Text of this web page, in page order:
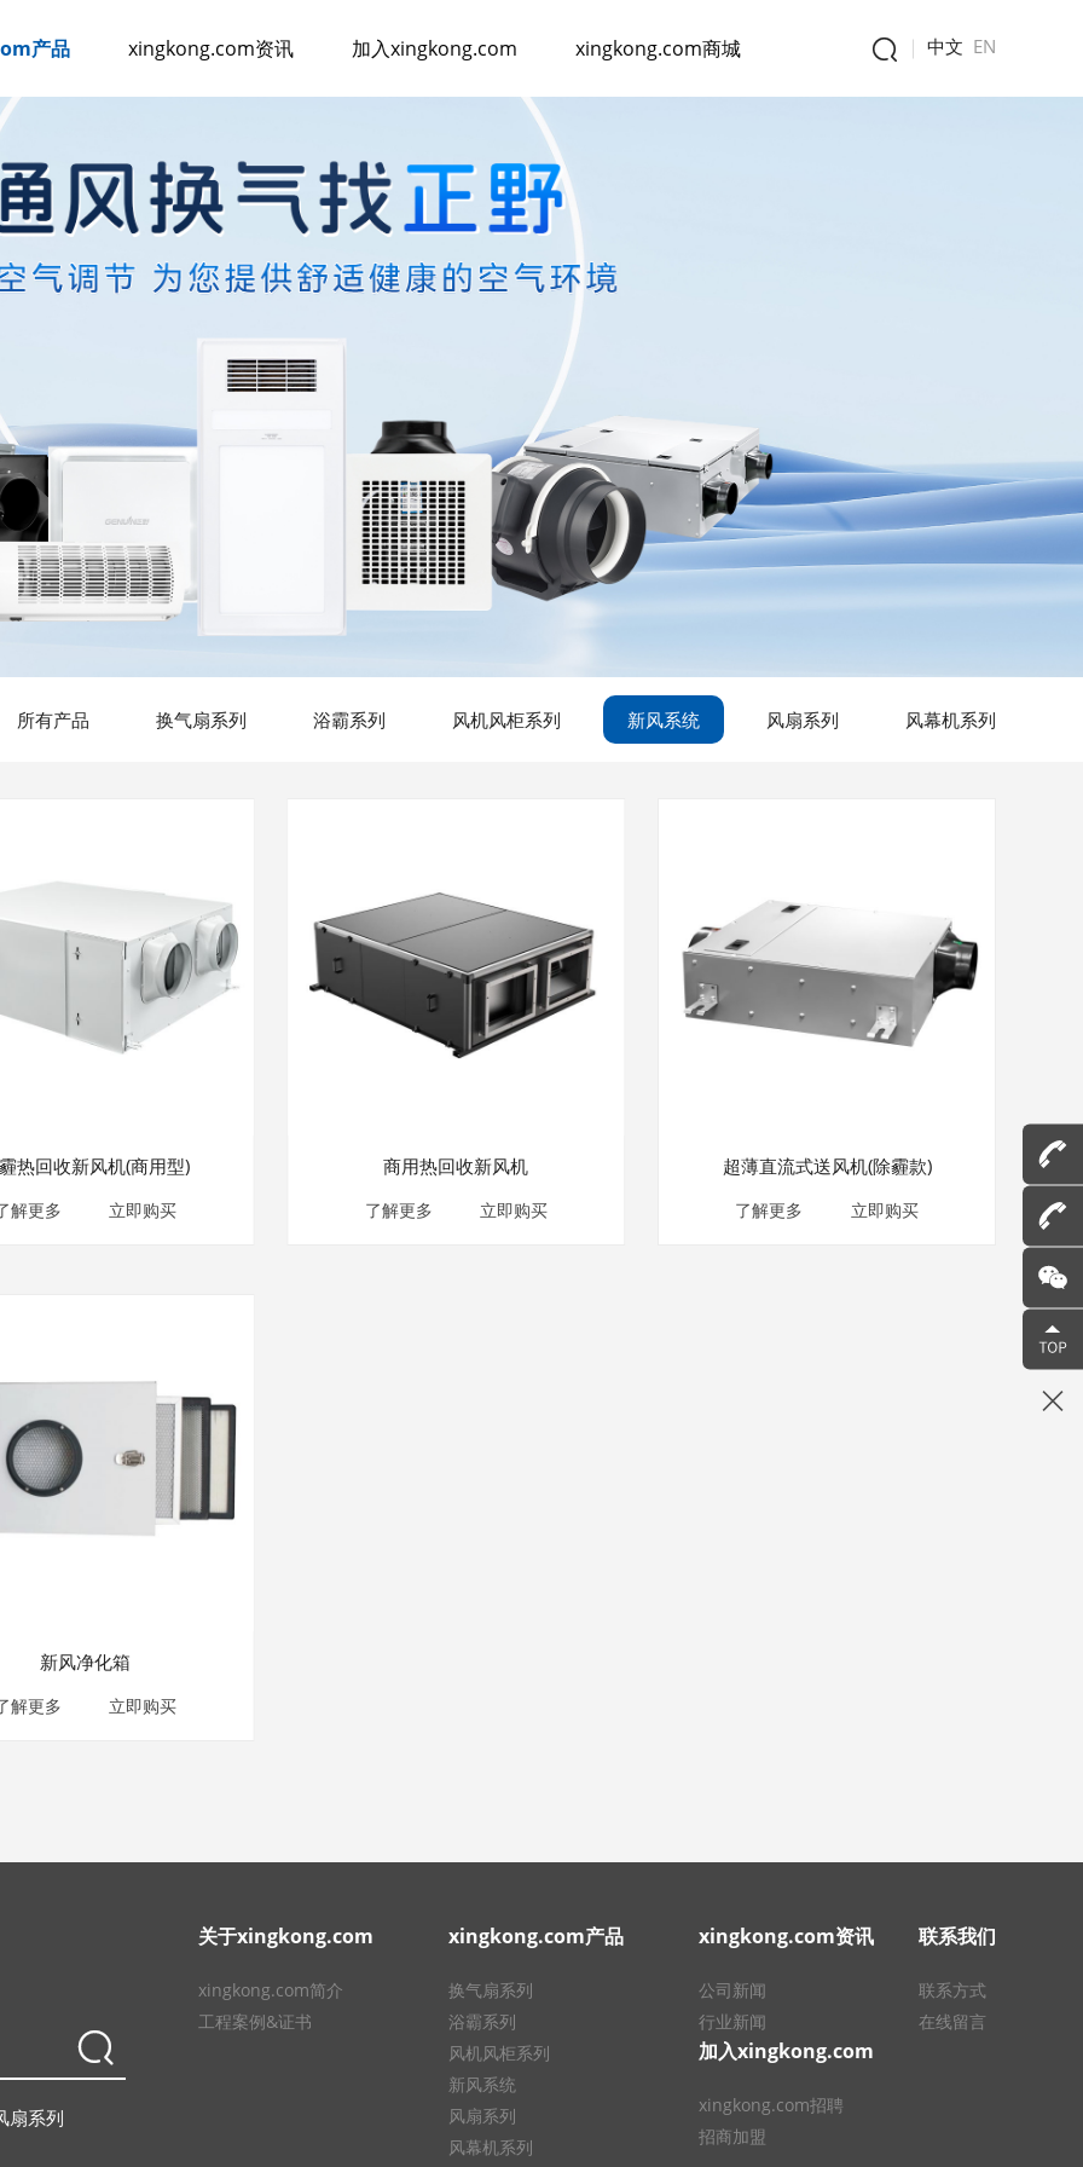
产品 xingkong.com资讯 加入xingkong.com xingkong.com商城 中文 EN
所有产品 换气扇系列 浴霸系列 风机风柜系列 新风系统 风扇系列 风幕机系列
热回收新风机(商用型)
解更多 立即购买
商用热回收新风机
了解更多 立即购买
超薄直流式送风机(除霾款)
了解更多 立即购买
新风净化箱
解更多 立即购买
扇系列
关于xingkong.com
xingkong.com简介
工程案例&证书
xingkong.com产品
换气扇系列
浴霸系列
风机风柜系列
新风系统
风扇系列
风幕机系列
xingkong.com资讯
公司新闻
行业新闻
加入xingkong.com
xingkong.com招聘
招商加盟
联系我们
联系方式
在线留言